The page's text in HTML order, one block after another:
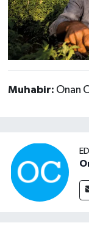
Muhabir: Onan